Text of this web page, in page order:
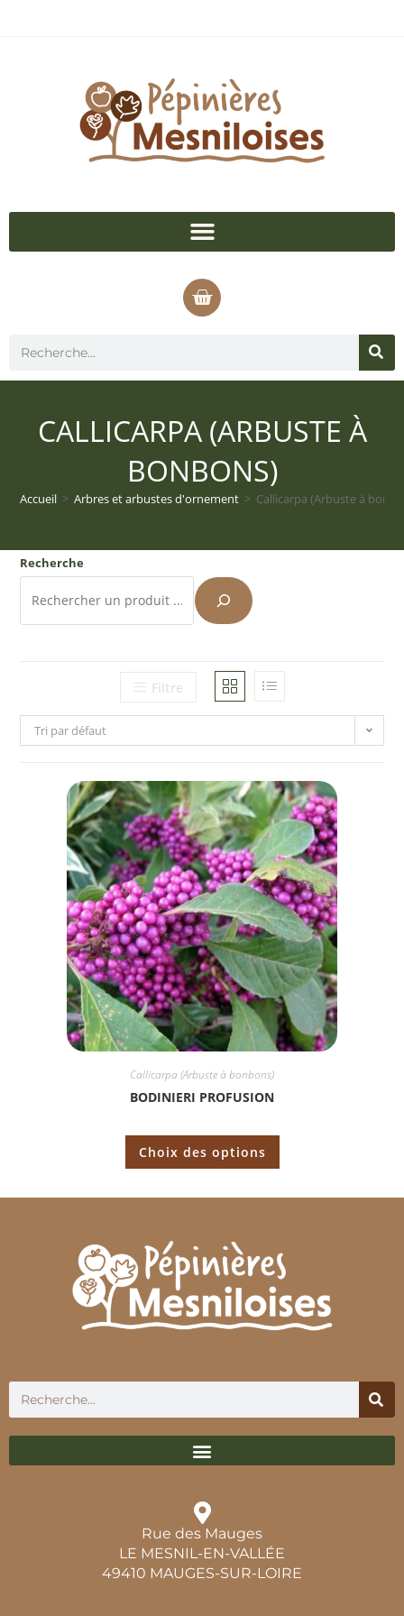
CALLICARPA (ARBUSTE À
BONBONS)
Accueil > Arbres et arbustes d'ornement > Callicarpa (Arbuste à
Recherche
Filtre
Tri par défaut
Callicarpa (Arbuste à bonbons)
BODINIERI PROFUSION
Choix des options
Rue des Mauges
LE MESNIL-EN-VALLÉE
49410 MAUGES-SUR-LOIRE